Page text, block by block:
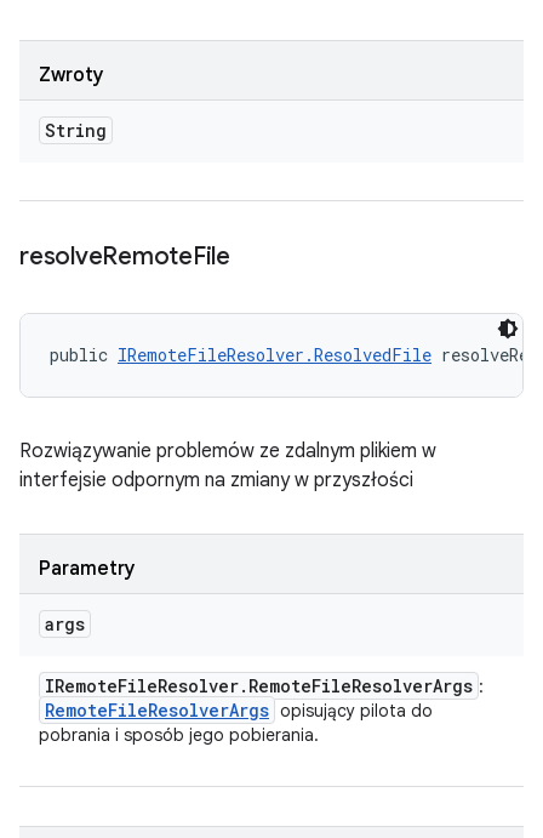
Zwroty
String
resolveRemoteFile
public IRemoteFileResolver.ResolvedFile
Rozwiązywanie problemów ze zdalnym plikiem w
interfejsie odpornym na zmiany w przyszłości
Parametry
args
IRemoteFileResolver. RemoteFileResolverArgs :
RemoteFileResolverArgs opisujący pilota do
pobrania i sposób jego pobierania.